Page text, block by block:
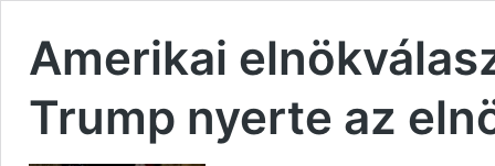
Amerikai
Trump nyerte az